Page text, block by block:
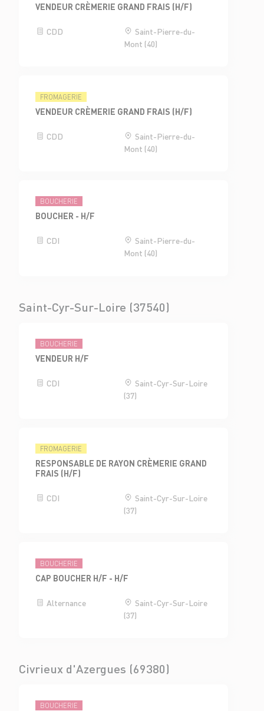
VENDEUR CRÈMERIE GRAND FRAIS (H/F)
CDD
Saint-Pierre-du-
Mont (40)
FROMAGERIE
VENDEUR CRÈMERIE GRAND FRAIS (H/F)
CDD
Saint-Pierre-du-
Mont (40)
BOUCHERIE
BOUCHER - H/F
CDI
Saint-Pierre-du-
Mont (40)
Saint-Cyr-Sur-Loire (37540)
BOUCHERIE
VENDEUR H/F
CDI
Saint-Cyr-Sur-Loire
(37)
FROMAGERIE
RESPONSABLE DE RAYON CRÈMERIE GRAND
FRAIS (H/F)
CDI
Saint-Cyr-Sur-Loire
(37)
BOUCHERIE
CAP BOUCHER H/F - H/F
Alternance
Saint-Cyr-Sur-Loire
(37)
Civrieux d'Azergues (69380)
BOUCHERIE